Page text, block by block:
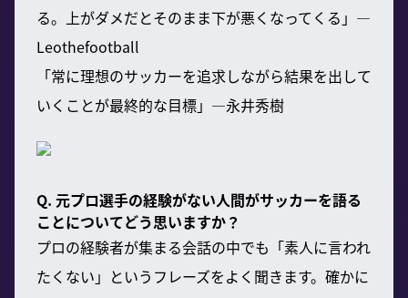
る。上がダメだとそのまま下が悪くなってくる」—
Leothefootball
「常に理想のサッカーを追求しながら結果を出して
いくことが最終的な目標」—永井秀樹
Q. 元プロ選手の経験がない人間がサッカーを語る
ことについてどう思いますか？
プロの経験者が集まる会話の中でも「素人に言われ
たくない」というフレーズをよく聞きます。確かに